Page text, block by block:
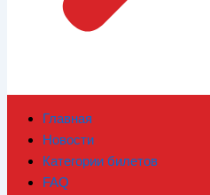
Главная
Новости
Категории билетов
FAQ